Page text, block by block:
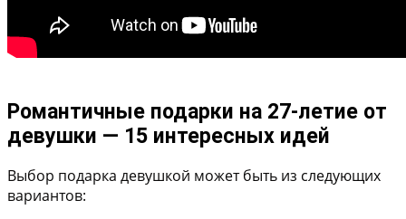
Романтичные подарки на 27-летие от
девушки — 15 интересных идей
Выбор подарка девушкой может быть из следующих
вариантов: